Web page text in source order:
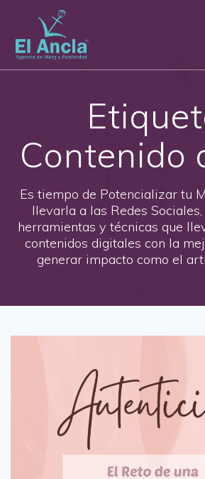
Contenido
Es tiempo de Potencializar tu
llevarla a las Redes
herramientas y técnicas que
contenidos digitales con la
generar impacto como el